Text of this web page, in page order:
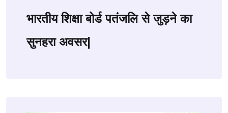
भारतीय शिक्षा बोर्ड पतंजलि से जुड़ने का
सुनहरा अवसर|